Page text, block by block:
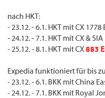
nach HKT:
- 23.12. - 6.1. HKT mit CX 1778
- 24.12. - 7.1. HKT mit CX & SIA
- 25.12. - 8.1. HKT mit CX883
Expedia funktioniert für bis
- 23.12. - 6.1. BKK mit China
- 24.12. - 7.1. BKK mit Royal